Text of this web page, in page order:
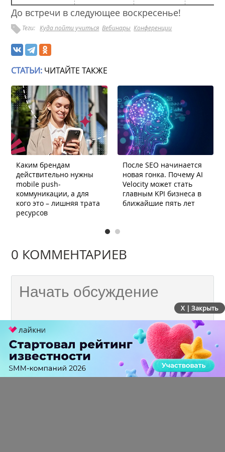
До встречи в следующее воскресенье!
Теги: Куда пойти учиться Вебинары Конференции
СТАТЬИ: ЧИТАЙТЕ ТАКЖЕ
Каким брендам
действительно нужны
mobile push-
коммуникации, а для
кого это – лишняя трата
ресурсов
После SEO начинается
новая гонка. Почему AI
Velocity может стать
главным KPI бизнеса в
ближайшие пять лет
0 КОММЕНТАРИЕВ
X | Закрыть